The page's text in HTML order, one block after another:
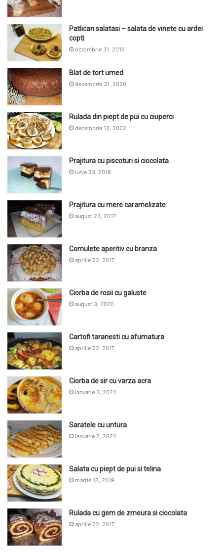
Patlican salatasi – salata de vinete cu ardei
copti
octombrie 31, 2019
Blat de tort umed
decembrie 31, 2020
Rulada din piept de pui cu ciuperci
decembrie 13, 2022
Prajitura cu piscoturi si ciocolata
iunie 23, 2018
Prajitura cu mere caramelizate
august 23, 2017
Cornulete aperitiv cu branza
aprilie 22, 2017
Ciorba de rosii cu galuste
august 3, 2020
Cartofi taranesti cu afumatura
aprilie 22, 2017
Ciorba de sir cu varza acra
ianuarie 3, 2022
Saratele cu untura
ianuarie 2, 2022
Salata cu piept de pui si telina
martie 13, 2019
Rulada cu gem de zmeura si ciocolata
aprilie 22, 2017